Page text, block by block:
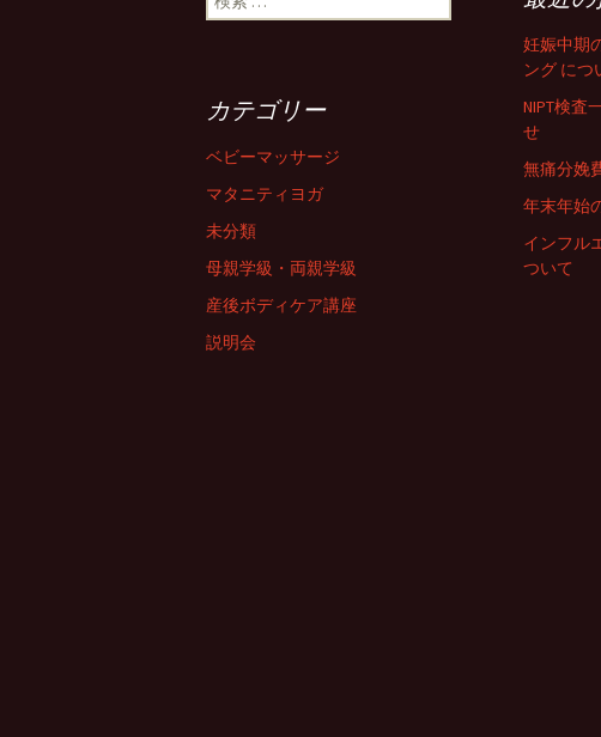
妊娠中期
ング につ
NIPT検査
せ
無痛分娩
年末年始
インフル
ついて
カテゴリー
ベビーマッサージ
マタニティヨガ
未分類
母親学級・両親学級
産後ボディケア講座
説明会